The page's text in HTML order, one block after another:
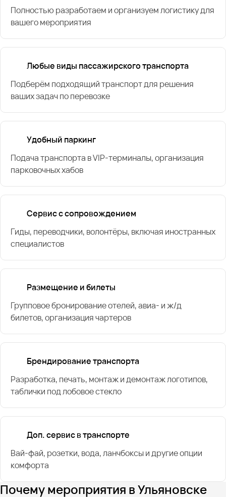
Полностью разработаем и организуем логистику для
вашего мероприятия
Любые виды пассажирского транспорта
Подберём подходящий транспорт для решения
ваших задач по перевозке
Удобный паркинг
Подача транспорта в VIP-терминалы, организация
парковочных хабов
Сервис с сопровождением
Гиды, переводчики, волонтёры, включая иностранных
специалистов
Размещение и билеты
Групповое бронирование отелей, авиа- и ж/д
билетов, организация чартеров
Брендирование транспорта
Разработка, печать, монтаж и демонтаж логотипов,
таблички под лобовое стекло
Доп. сервис в транспорте
Вай-фай, розетки, вода, ланчбоксы и другие опции
комфорта
Почему мероприятия в Ульяновске